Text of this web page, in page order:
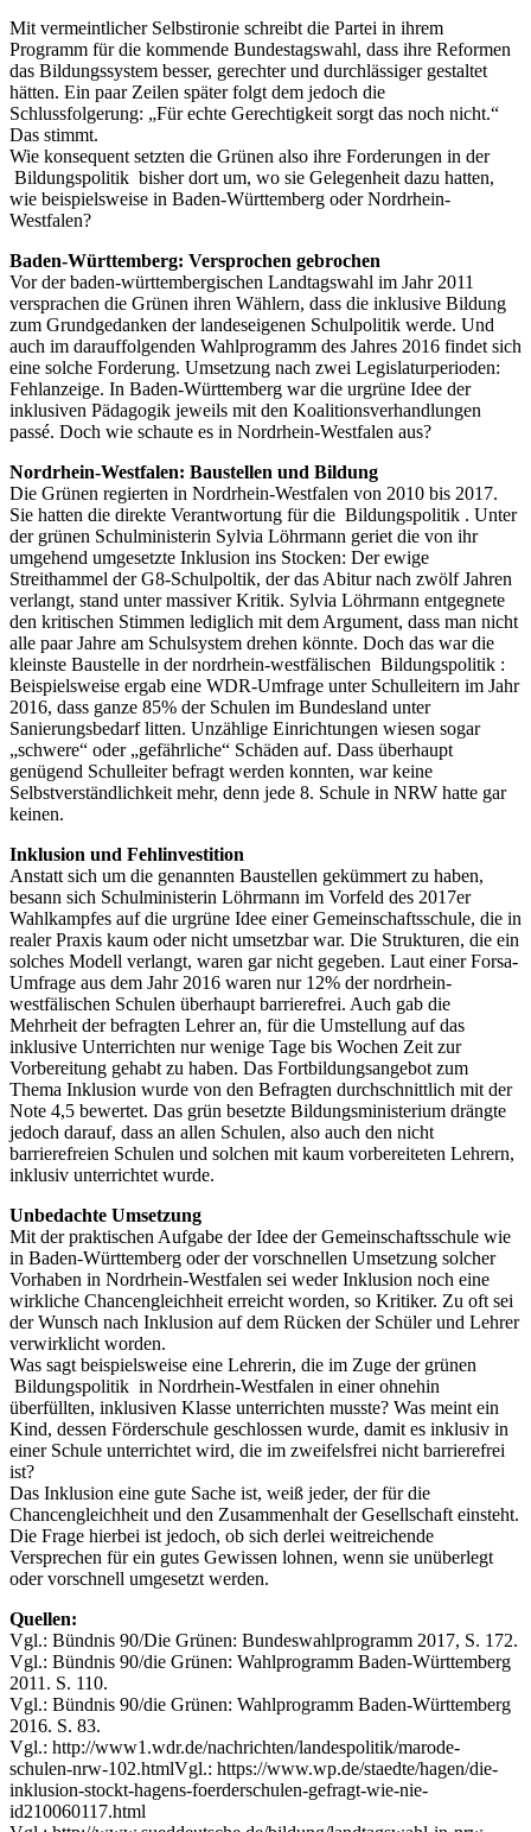
Mit vermeintlicher Selbstironie schreibt die Partei in ihrem
Programm für die kommende Bundestagswahl, dass ihre Reformen
das Bildungssystem besser, gerechter und durchlässiger gestaltet
hätten. Ein paar Zeilen später folgt dem jedoch die
Schlussfolgerung: „Für echte Gerechtigkeit sorgt das noch nicht.“
Das stimmt.
Wie konsequent setzten die Grünen also ihre Forderungen in der
Bildungspolitik bisher dort um, wo sie Gelegenheit dazu hatten,
wie beispielsweise in Baden-Württemberg oder Nordrhein-
Westfalen?
Baden-Württemberg: Versprochen gebrochen
Vor der baden-württembergischen Landtagswahl im Jahr 2011
versprachen die Grünen ihren Wählern, dass die inklusive Bildung
zum Grundgedanken der landeseigenen Schulpolitik werde. Und
auch im darauffolgenden Wahlprogramm des Jahres 2016 findet sich
eine solche Forderung. Umsetzung nach zwei Legislaturperioden:
Fehlanzeige. In Baden-Württemberg war die urgrüne Idee der
inklusiven Pädagogik jeweils mit den Koalitionsverhandlungen
passé. Doch wie schaute es in Nordrhein-Westfalen aus?
Nordrhein-Westfalen: Baustellen und Bildung
Die Grünen regierten in Nordrhein-Westfalen von 2010 bis 2017.
Sie hatten die direkte Verantwortung für die Bildungspolitik . Unter
der grünen Schulministerin Sylvia Löhrmann geriet die von ihr
umgehend umgesetzte Inklusion ins Stocken: Der ewige
Streithammel der G8-Schulpoltik, der das Abitur nach zwölf Jahren
verlangt, stand unter massiver Kritik. Sylvia Löhrmann entgegnete
den kritischen Stimmen lediglich mit dem Argument, dass man nicht
alle paar Jahre am Schulsystem drehen könnte. Doch das war die
kleinste Baustelle in der nordrhein-westfälischen Bildungspolitik :
Beispielsweise ergab eine WDR-Umfrage unter Schulleitern im Jahr
2016, dass ganze 85% der Schulen im Bundesland unter
Sanierungsbedarf litten. Unzählige Einrichtungen wiesen sogar
„schwere“ oder „gefährliche“ Schäden auf. Dass überhaupt
genügend Schulleiter befragt werden konnten, war keine
Selbstverständlichkeit mehr, denn jede 8. Schule in NRW hatte gar
keinen.
Inklusion und Fehlinvestition
Anstatt sich um die genannten Baustellen gekümmert zu haben,
besann sich Schulministerin Löhrmann im Vorfeld des 2017er
Wahlkampfes auf die urgrüne Idee einer Gemeinschaftsschule, die in
realer Praxis kaum oder nicht umsetzbar war. Die Strukturen, die ein
solches Modell verlangt, waren gar nicht gegeben. Laut einer Forsa-
Umfrage aus dem Jahr 2016 waren nur 12% der nordrhein-
westfälischen Schulen überhaupt barrierefrei. Auch gab die
Mehrheit der befragten Lehrer an, für die Umstellung auf das
inklusive Unterrichten nur wenige Tage bis Wochen Zeit zur
Vorbereitung gehabt zu haben. Das Fortbildungsangebot zum
Thema Inklusion wurde von den Befragten durchschnittlich mit der
Note 4,5 bewertet. Das grün besetzte Bildungsministerium drängte
jedoch darauf, dass an allen Schulen, also auch den nicht
barrierefreien Schulen und solchen mit kaum vorbereiteten Lehrern,
inklusiv unterrichtet wurde.
Unbedachte Umsetzung
Mit der praktischen Aufgabe der Idee der Gemeinschaftsschule wie
in Baden-Württemberg oder der vorschnellen Umsetzung solcher
Vorhaben in Nordrhein-Westfalen sei weder Inklusion noch eine
wirkliche Chancengleichheit erreicht worden, so Kritiker. Zu oft sei
der Wunsch nach Inklusion auf dem Rücken der Schüler und Lehrer
verwirklicht worden.
Was sagt beispielsweise eine Lehrerin, die im Zuge der grünen
Bildungspolitik in Nordrhein-Westfalen in einer ohnehin
überfüllten, inklusiven Klasse unterrichten musste? Was meint ein
Kind, dessen Förderschule geschlossen wurde, damit es inklusiv in
einer Schule unterrichtet wird, die im zweifelsfrei nicht barrierefrei
ist?
Das Inklusion eine gute Sache ist, weiß jeder, der für die
Chancengleichheit und den Zusammenhalt der Gesellschaft einsteht.
Die Frage hierbei ist jedoch, ob sich derlei weitreichende
Versprechen für ein gutes Gewissen lohnen, wenn sie unüberlegt
oder vorschnell umgesetzt werden.
Quellen:
Vgl.: Bündnis 90/Die Grünen: Bundeswahlprogramm 2017, S. 172.
Vgl.: Bündnis 90/die Grünen: Wahlprogramm Baden-Württemberg
2011. S. 110.
Vgl.: Bündnis 90/die Grünen: Wahlprogramm Baden-Württemberg
2016. S. 83.
Vgl.: http://www1.wdr.de/nachrichten/landespolitik/marode-
schulen-nrw-102.htmlVgl.: https://www.wp.de/staedte/hagen/die-
inklusion-stockt-hagens-foerderschulen-gefragt-wie-nie-
id210060117.html